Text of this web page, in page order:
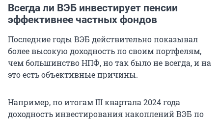
Всегда ли ВЭБ инвестирует пенсии
эффективнее частных фондов
Последние годы ВЭБ действительно показывал
более высокую доходность по своим портфелям,
чем большинство НПФ, но так было не всегда, и на
это есть объективные причины.
Например, по итогам III квартала 2024 года
доходность инвестирования накоплений ВЭБ по